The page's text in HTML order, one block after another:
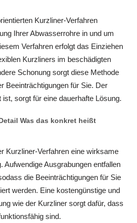
Kurzliner-Verfahren
Ihrer Abwasserrohre in und um
Verfahren erfolgt das Einziehen
Kurzliners im beschädigten
Schonung sorgt diese Methode
Beeinträchtigungen für Sie. Der
ist, sorgt für eine dauerhafte Lösung.
Was das konkret heißt
Kurzliner-Verfahren eine wirksame
Aufwendige Ausgrabungen entfallen
die Beeinträchtigungen für Sie
werden. Eine kostengünstige und
wie der Kurzliner sorgt dafür, dass
sind.